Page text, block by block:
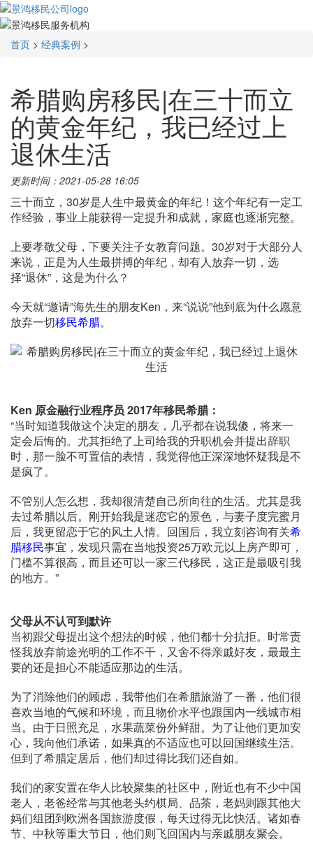
首页 > 经典案例 >
希腊购房移民|在三十而立
的黄金年纪，我已经过上
退休生活
更新时间：2021-05-28 16:05
三十而立， 30岁是人生中最黄金的年纪！ 这个年纪有一定工
作经验， 事业上能获得一定提升和成就， 家庭也逐渐完整。
上要孝敬父母，下要关注子女教育问题。30岁对于大部分人
来说，正是为人生最拼搏的年纪，却有人放弃一切，选
择“退休”，这是为什么？
今天就“邀请”海先生的朋友Ken，来“说说”他到底为什么愿意
放弃一切移民希腊。
Ken 原金融行业程序员 2017年移民希腊：
“当时知道我做这个决定的朋友，几乎都在说我傻，将来一
定会后悔的。尤其拒绝了上司给我的升职机会并提出辞职
时，那一脸不可置信的表情，我觉得他正深深地怀疑我是不
是疯了。
不管别人怎么想，我却很清楚自己所向往的生活。尤其是我
去过希腊以后。刚开始我是迷恋它的景色，与妻子度完蜜月
后，我更留恋于它的风土人情。回国后，我立刻咨询有关希
腊移民事宜，发现只需在当地投资25万欧元以上房产即可，
门槛不算很高，而且还可以一家三代移民，这正是最吸引我
的地方。”
父母从不认可到默许
当初跟父母提出这个想法的时候，他们都十分抗拒。时常责
怪我放弃前途光明的工作不干，又舍不得亲戚好友，最最主
要的还是担心不能适应那边的生活。
为了消除他们的顾虑，我带他们在希腊旅游了一番，他们很
喜欢当地的气候和环境，而且物价水平也跟国内一线城市相
当。由于日照充足，水果蔬菜份外鲜甜。为了让他们更加安
心，我向他们承诺，如果真的不适应也可以回国继续生活。
但到了希腊定居后，他们却过得比我们还自如。
我们的家安置在华人比较聚集的社区中，附近也有不少中国
老人，老爸经常与其他老头约棋局、品茶，老妈则跟其他大
妈们组团到欧洲各国旅游度假，每天过得无比快活。诸如春
节、中秋等重大节日，他们则飞回国内与亲戚朋友聚会。